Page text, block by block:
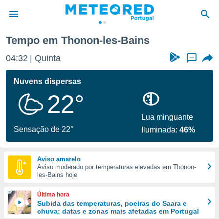
da
foi
fornecidas
a este
das
e
forma
digital
Tempo em Thonon-les-Bains
04:32 Quinta ...
Nuvens dispersas
22°
Sensação de 22°
Lua minguante
Iluminada:46%
Aviso amarelo
Aviso moderado por temperaturas elevadas em Thonon-
les-Bains hoje
Última hora
Subida das temperaturas, poeiras do Saara e
chuva: datas e zonas mais afetadas em Portugal